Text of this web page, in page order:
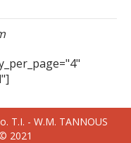
T.I. - W.M. TANNOUS
2021